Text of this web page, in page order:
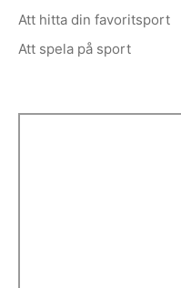
Att hitta din favoritsport
Att spela på sport